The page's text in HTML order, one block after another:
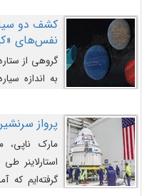
کشف دو
نفس‌های
گروهی از
به اندازه
پرواز
مارک ناپی،
استارلاینر
گرفته‌ایم که